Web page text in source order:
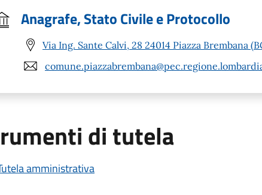
Anagrafe, Stato Civile e Protocollo
Via Ing. Sante Calvi, 28 24014 Piazza Brembana
di tutela
amministrativa